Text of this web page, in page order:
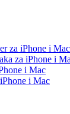
za iPhone i Mac
za iPhone i
i Mac
i Mac